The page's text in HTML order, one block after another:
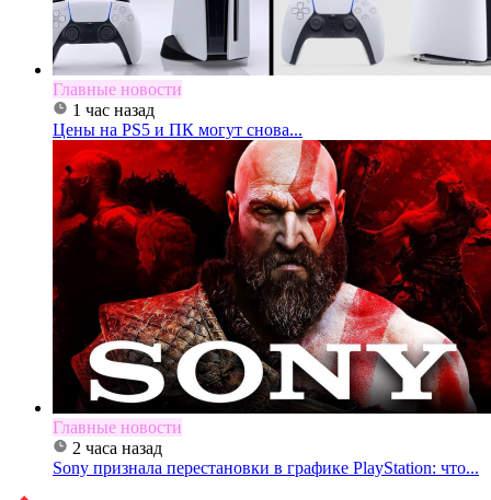
Главные новости
1 час назад
Цены на PS5 и ПК могут снова...
Главные новости
2 часа назад
Sony признала перестановки в графике PlayStation: что...